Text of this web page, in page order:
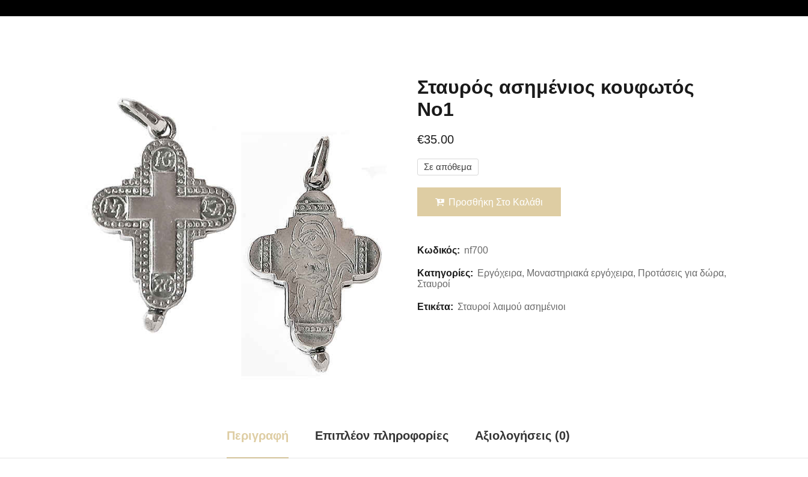
Σταυρός ασημένιος κουφωτός
Νο1
€35.00
Σε απόθεμα
Προσθήκη Στο Καλάθι
Κωδικός: nf700
Κατηγορίες: Εργόχειρα, Μοναστηριακά εργόχειρα, Προτάσεις για δώρα,
Σταυροί
Ετικέτα: Σταυροί λαιμού ασημένιοι
Περιγραφή Επιπλέον πληροφορίες Αξιολογήσεις (0)